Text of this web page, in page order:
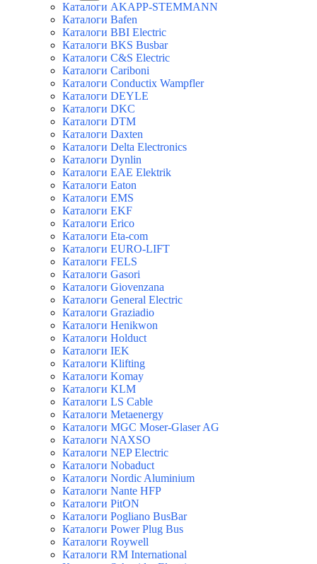
Каталоги AKAPP-STEMMANN
Каталоги Bafen
Каталоги BBI Electric
Каталоги BKS Busbar
Каталоги C&S Electric
Каталоги Cariboni
Каталоги Conductix Wampfler
Каталоги DEYLE
Каталоги DKC
Каталоги DTM
Каталоги Daxten
Каталоги Delta Electronics
Каталоги Dynlin
Каталоги EAE Elektrik
Каталоги Eaton
Каталоги EMS
Каталоги EKF
Каталоги Erico
Каталоги Eta-com
Каталоги EURO-LIFT
Каталоги FELS
Каталоги Gasori
Каталоги Giovenzana
Каталоги General Electric
Каталоги Graziadio
Каталоги Henikwon
Каталоги Holduct
Каталоги IEK
Каталоги Klifting
Каталоги Komay
Каталоги KLM
Каталоги LS Cable
Каталоги Metaenergy
Каталоги MGC Moser-Glaser AG
Каталоги NAXSO
Каталоги NEP Electric
Каталоги Nobaduct
Каталоги Nordic Aluminium
Каталоги Nante HFP
Каталоги PitON
Каталоги Pogliano BusBar
Каталоги Power Plug Bus
Каталоги Roywell
Каталоги RM International